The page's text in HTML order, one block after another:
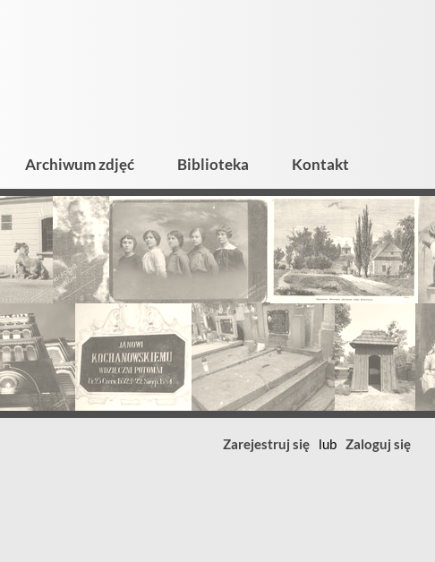
Archiwum zdjęć Biblioteka Kontakt
Zarejestruj się lub Zaloguj się